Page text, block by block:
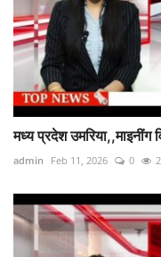
मध्य प्रदेश उमरिया,,माइनींग
admin Feb 11, 2026 0